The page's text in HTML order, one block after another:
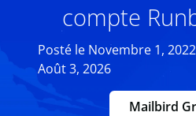
compte
Posté le Novembre 1,
Août 3, 2026
Mailbird